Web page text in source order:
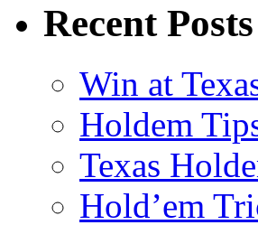
Recent Posts
Win at
Holdem
Texas
Hold’em